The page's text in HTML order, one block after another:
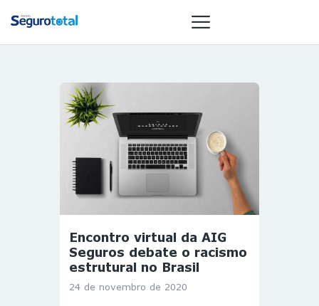
NOTÍCIAS
REVISTA
ESPECIAIS
GAIVOTA DE
GESTORAS
HOMEST
HOME
Encontro virtual da AIG
Seguros debate o racismo
estrutural no Brasil
24 de novembro de 2020